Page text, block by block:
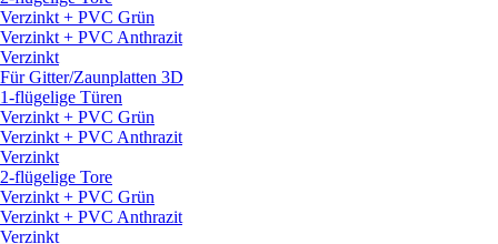
Verzinkt + PVC Grün
Verzinkt + PVC Anthrazit
Verzinkt
Für Gitter/Zaunplatten 3D
1-flügelige Türen
Verzinkt + PVC Grün
Verzinkt + PVC Anthrazit
Verzinkt
2-flügelige Tore
Verzinkt + PVC Grün
Verzinkt + PVC Anthrazit
Verzinkt